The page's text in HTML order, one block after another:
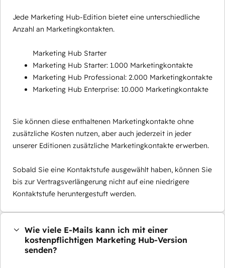
Jede Marketing Hub-Edition bietet eine unterschiedliche
Anzahl an Marketingkontakten.
Marketing Hub Starter
Marketing Hub Starter: 1.000 Marketingkontakte
Marketing Hub Professional: 2.000 Marketingkontakte
Marketing Hub Enterprise: 10.000 Marketingkontakte
Sie können diese enthaltenen Marketingkontakte ohne
zusätzliche Kosten nutzen, aber auch jederzeit in jeder
unserer Editionen zusätzliche Marketingkontakte erwerben.
Sobald Sie eine Kontaktstufe ausgewählt haben, können Sie
bis zur Vertragsverlängerung nicht auf eine niedrigere
Kontaktstufe heruntergestuft werden.
Wie viele E-Mails kann ich mit einer
kostenpflichtigen Marketing Hub-Version
senden?